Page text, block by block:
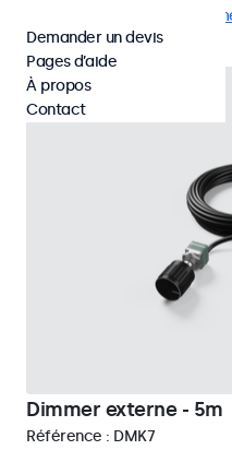
Dimmer externe - 5m
Référence : DMK7
Demander un devis
Pages d’aide
À propos
Contact